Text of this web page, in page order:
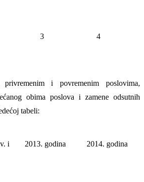
3 4
i povremenim poslovima,
obima poslova i zamene odsutnih
tabeli:
i
2013. godina 2014. godina